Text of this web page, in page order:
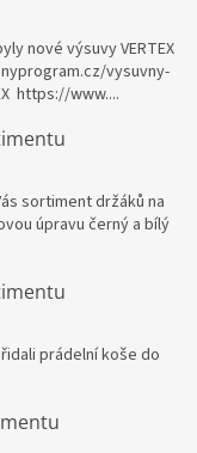
nové výsuvy VERTEX
vysuvny-
https://www....
sortiment držáků na
úpravu černý a bílý
prádelní koše do